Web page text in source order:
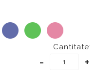
Cantitate:
- +